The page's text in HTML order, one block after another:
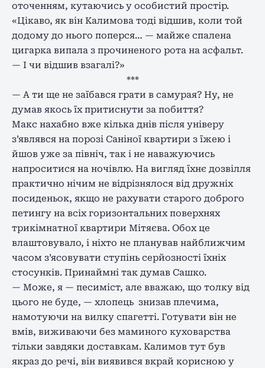
оточенням, кутаючись у особистий простір.
«Цікаво, як він Калимова тоді відшив, коли той
додому до нього поперся… — майже спалена
цигарка випала з прочиненого рота на асфальт.
— І чи відшив взагалі?»
***
— А ти ще не заїбався грати в самурая? Ну, не
думав якось їх притиснути за побиття?
Макс нахабно вже кілька днів після універу
з’являвся на порозі Саніної квартири з їжею і
йшов уже за північ, так і не наважуючись
напроситися на ночівлю. На вигляд їхнє дозвілля
практично нічим не відрізнялося від дружніх
посиденьок, якщо не рахувати старого доброго
петингу на всіх горизонтальних поверхнях
трикімнатної квартири Мітяєва. Обох це
влаштовувало, і ніхто не планував найближчим
часом з’ясовувати ступінь серйозності їхніх
стосунків. Принаймні так думав Сашко.
— Може, я — песиміст, але вважаю, що толку від
цього не буде, — хлопець знизав плечима,
намотуючи на вилку спагетті. Готувати він не
вмів, виживаючи без маминого куховарства
тільки завдяки доставкам. Калимов тут був
якраз до речі, він виявився вкрай корисною у